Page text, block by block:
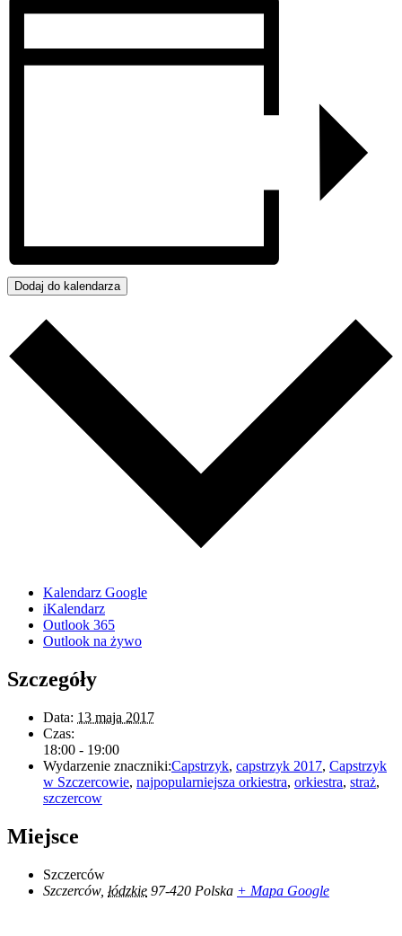
Dodaj do kalendarza
Kalendarz Google
iKalendarz
Outlook 365
Outlook na żywo
Szczegóły
Data: 13 maja 2017
Czas:
18:00 - 19:00
Wydarzenie znaczniki:Capstrzyk, capstrzyk 2017, Capstrzyk
w Szczercowie, najpopularniejsza orkiestra, orkiestra, straż,
szczercow
Miejsce
Szczerców
Szczerców, łódzkie 97-420 Polska + Mapa Google